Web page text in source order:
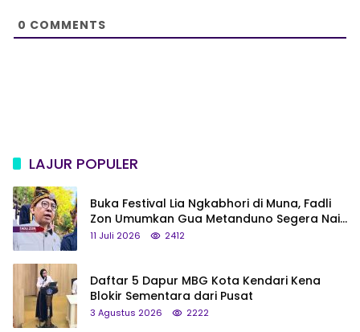
0 COMMENTS
LAJUR POPULER
Buka Festival Lia Ngkabhori di Muna, Fadli
Zon Umumkan Gua Metanduno Segera Naik
Status Jadi Cagar Budaya Nasional
11 Juli 2026 2412
Daftar 5 Dapur MBG Kota Kendari Kena
Blokir Sementara dari Pusat
3 Agustus 2026 2222